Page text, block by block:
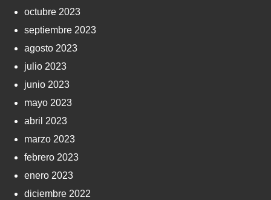
octubre 2023
septiembre 2023
agosto 2023
julio 2023
junio 2023
mayo 2023
abril 2023
marzo 2023
febrero 2023
enero 2023
diciembre 2022